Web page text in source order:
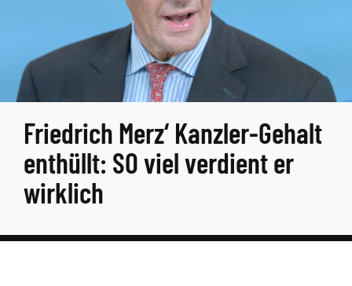
Friedrich Merz‘ Kanzler-Gehalt
enthüllt: SO viel verdient er
wirklich